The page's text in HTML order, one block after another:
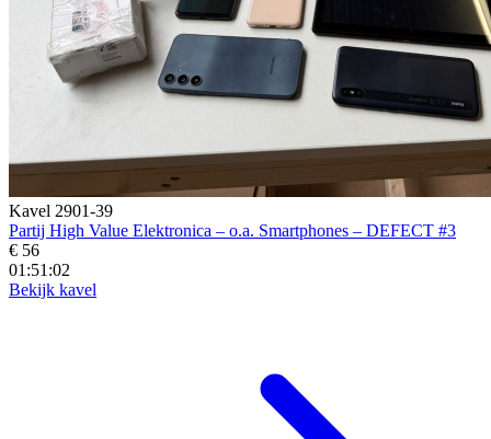
Kavel 2901-39
Partij High Value Elektronica – o.a. Smartphones – DEFECT #3
€ 56
01:51:01
Bekijk kavel